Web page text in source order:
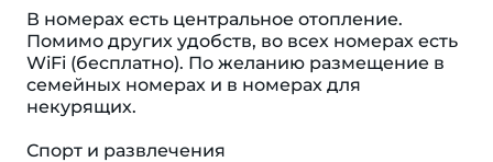
В номерах есть центральное отопление.
Помимо других удобств, во всех номерах есть
WiFi (бесплатно). По желанию размещение в
семейных номерах и в номерах для
некурящих.
Спорт и развлечения